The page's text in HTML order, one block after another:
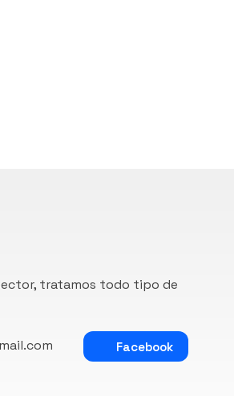
tratamos todo tipo de
Facebook